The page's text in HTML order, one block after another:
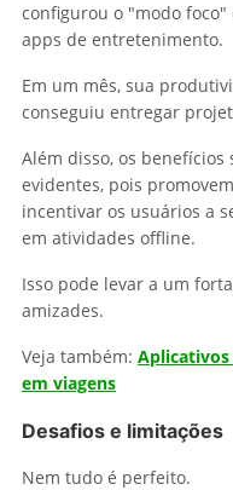
configurou o "modo
apps de entretenimento.
Em um mês, sua
conseguiu entregar
Além disso, os benefícios
evidentes, pois
incentivar os usuários a
em atividades offline.
Isso pode levar a um
amizades.
Veja também:
em viagens
Desafios e limitações
Nem tudo é perfeito.